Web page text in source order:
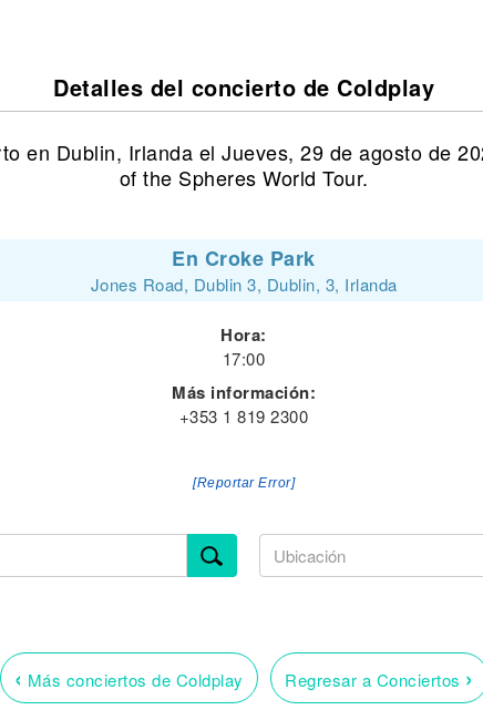
Detalles del concierto de Coldplay
en Dublin, Irlanda el Jueves, 29 de agosto de
of the Spheres World Tour.
En Croke Park
Jones Road, Dublin 3, Dublin, 3, Irlanda
Hora:
17:00
Más información:
+353 1 819 2300
[Reportar Error]
‹ Más conciertos de Coldplay Regresar a Conciertos ›